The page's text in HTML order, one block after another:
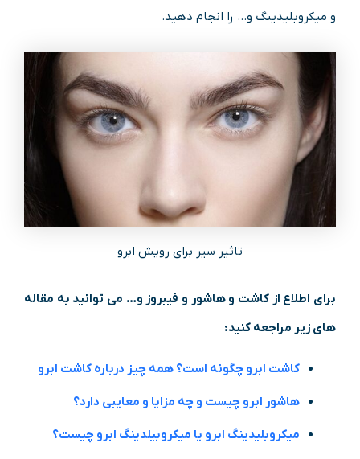
و میکروبلیدینگ و… را انجام دهید.
تاثیر سیر برای رویش ابرو
برای اطلاع از کاشت و هاشور و فیبروز و… می توانید به مقاله
های زیر مراجعه کنید:
کاشت ابرو چگونه است؟ همه چیز درباره کاشت ابرو
هاشور ابرو چیست و چه مزایا و معایبی دارد؟
میکروبلیدینگ ابرو یا میکروبیلدینگ ابرو چیست؟